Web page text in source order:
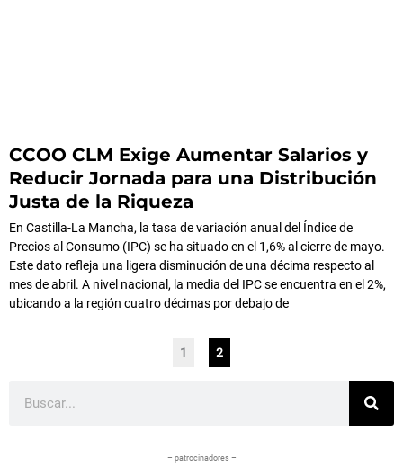
CCOO CLM Exige Aumentar Salarios y
Reducir Jornada para una Distribución
Justa de la Riqueza
En Castilla-La Mancha, la tasa de variación anual del Índice de
Precios al Consumo (IPC) se ha situado en el 1,6% al cierre de mayo.
Este dato refleja una ligera disminución de una décima respecto al
mes de abril. A nivel nacional, la media del IPC se encuentra en el 2%,
ubicando a la región cuatro décimas por debajo de
1 2
– patrocinadores –